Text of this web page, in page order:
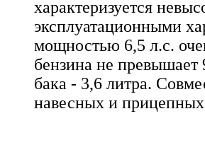
характеризуется
эксплуатационными
мощностью 6,5 л.с.
бензина не превышает
бака - 3,6 литра.
навесных и